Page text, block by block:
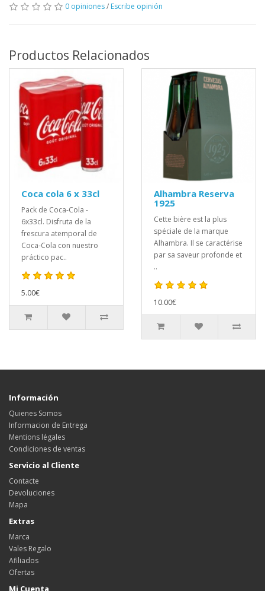
0 opiniones/ Escribe opinión
Productos Relacionados
Coca cola 6 x 33cl
Pack de Coca-Cola -
6x33cl. Disfruta de la
frescura atemporal de
Coca-Cola con nuestro
práctico pac..
5.00€
Alhambra Reserva
1925
Cette bière est la plus
spéciale de la marque
Alhambra. Il se caractérise
par sa saveur profonde et
..
10.00€
Información
Quienes Somos
Informacion de Entrega
Mentions légales
Condiciones de ventas
Servicio al Cliente
Contacte
Devoluciones
Mapa
Extras
Marca
Vales Regalo
Afiliados
Ofertas
Mi Cuenta